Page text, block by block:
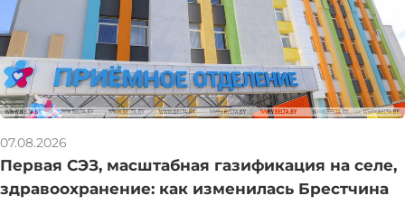
07.08.2026
Первая СЭЗ, масштабная газификация на селе,
здравоохранение: как изменилась Брестчина